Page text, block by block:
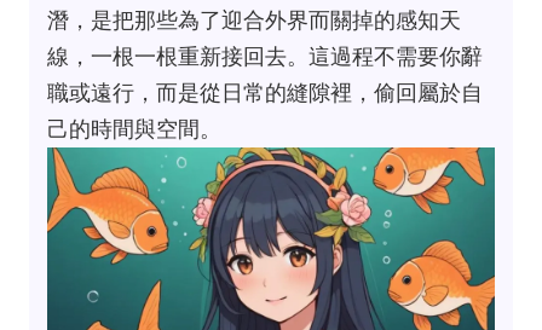
潛，是把那些為了迎合外界而關掉的感知天
線，一根一根重新接回去。這過程不需要你辭
職或遠行，而是從日常的縫隙裡，偷回屬於自
己的時間與空間。